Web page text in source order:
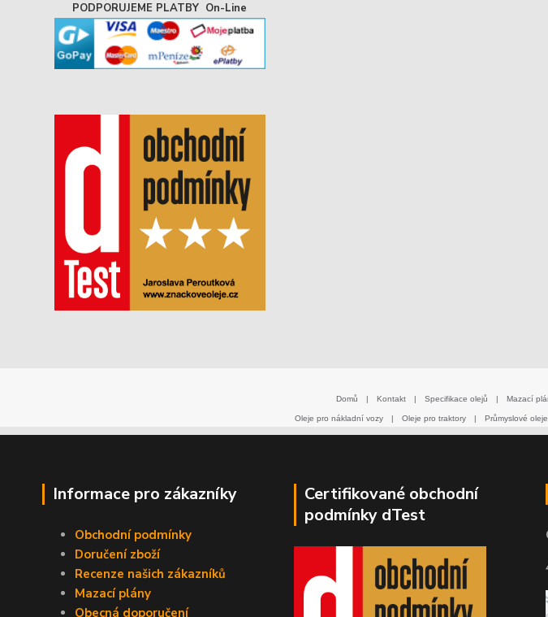
PODPORUJEME PLATBY On-Line
Domů | Kontakt | Specifikace olejů | Mazací
Oleje pro nákladní vozy | Oleje pro traktory | Průmyslové oleje
Informace pro zákazníky
Obchodní podmínky
Doručení zboží
Recenze našich zákazníků
Mazací plány
Obecná doporučení
Certifikované obchodní
podmínky dTest